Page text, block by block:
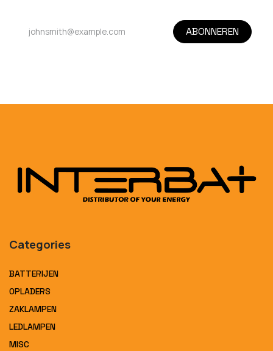
ABONNEREN
Categories
BATTERIJEN
OPLADERS
ZAKLAMPEN
LEDLAMPEN
MISC